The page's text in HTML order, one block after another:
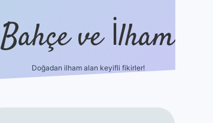
Bahçe ve İlham
Doğadan ilham alan keyifli fikirler!